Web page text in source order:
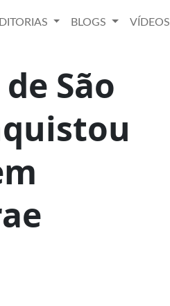
BLOGS
VÍDEOS
São